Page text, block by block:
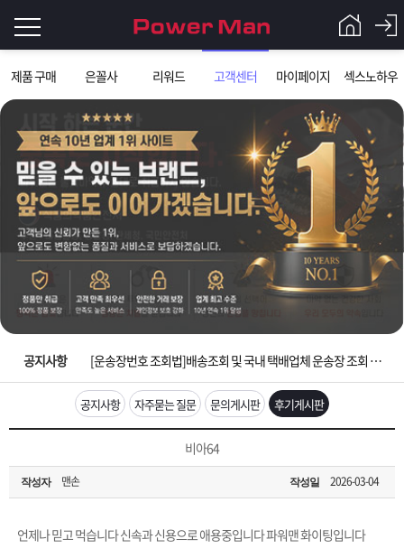
제품 구매 은꼴사 리워드 고객센터 마이페이지 섹스노하우
그
인
이
필
요
니
로
Q&A
파
워
맨
제
품
은
노
객
마
공지사항
입금확인이 안되는 상황을 대비해 꼭 입금후 고객센터 연락바랍니다.
[2026구정 연휴]설 연휴 배송 및 휴무 안내
[운송장번호 조회법]배송조회 및 국내 택배업체 운송장 조회 하는법
[ios앱 오픈]아이폰 고객 앱설치 가능합니다.
[무인택배함 이용 안내] 집 밖에 주소로 택배 받기
입금확인이 안되는 상황을 대비해 꼭 입금후 고객센터 연락바랍니다.
[2026구정 연휴]설 연휴 배송 및 휴무 안내
공지사항 자주묻는 질문 문의게시판 후기게시판
비아64
작성자 맨손 작성일 2026-03-04
언제나 믿고 먹습니다 신속과 신용으로 애용중입니다 파워맨 화이팅입니다